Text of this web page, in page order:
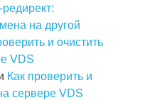
на другой
и очистить
VDS
Как проверить и
сервере VDS